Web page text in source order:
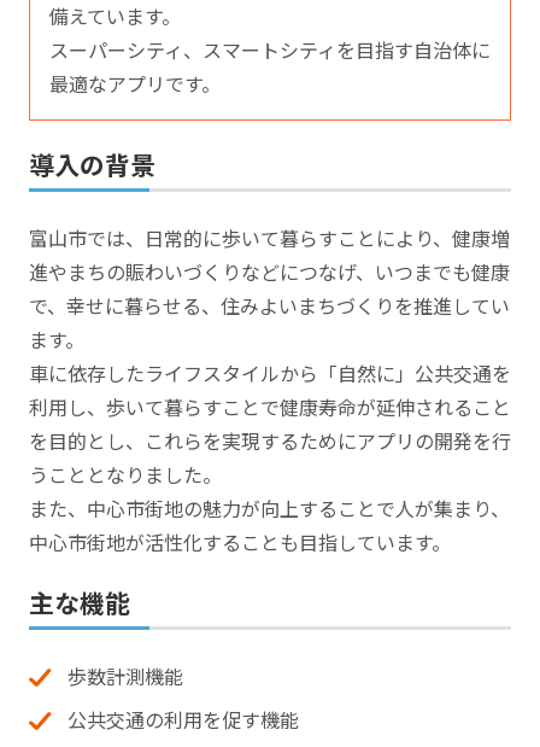
備えています。
スーパーシティ、スマートシティを目指す自治体に
最適なアプリです。
導入の背景
富山市では、日常的に歩いて暮らすことにより、健康増
進やまちの賑わいづくりなどにつなげ、いつまでも健康
で、幸せに暮らせる、住みよいまちづくりを推進してい
ます。
車に依存したライフスタイルから「自然に」公共交通を
利用し、歩いて暮らすことで健康寿命が延伸されること
を目的とし、これらを実現するためにアプリの開発を行
うこととなりました。
また、中心市街地の魅力が向上することで人が集まり、
中心市街地が活性化することも目指しています。
主な機能
歩数計測機能
公共交通の利用を促す機能